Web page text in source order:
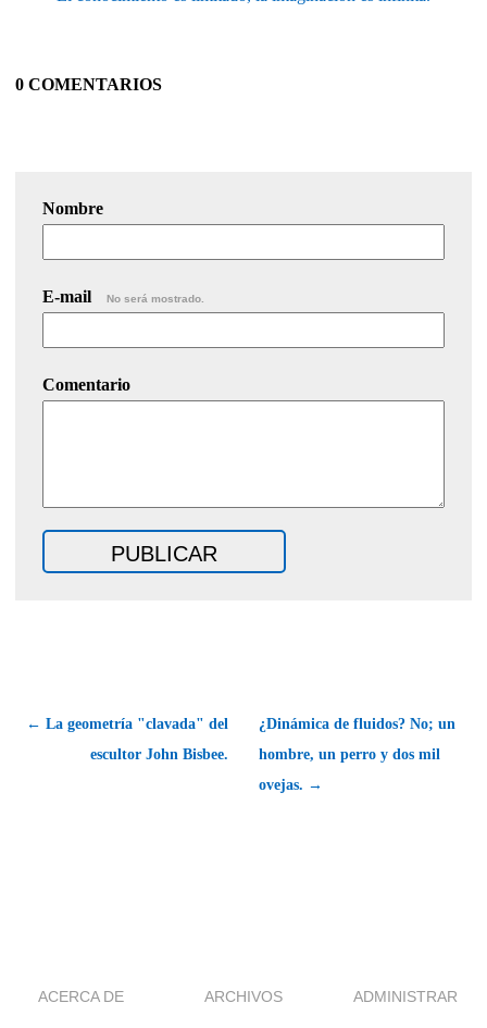
0 COMENTARIOS
Nombre
E-mail No será mostrado.
Comentario
← La geometría "clavada" del
escultor John Bisbee.
¿Dinámica de fluidos? No; un
hombre, un perro y dos mil
ovejas. →
ACERCA DE ARCHIVOS ADMINISTRAR